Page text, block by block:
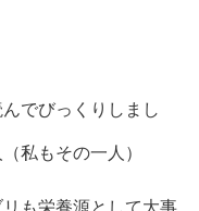
でびっくりしまし
私もその一人）